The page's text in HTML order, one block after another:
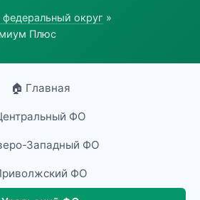
федеральный округ »
Плюс
🏠 Главная
ФО
Западный ФО
ФО